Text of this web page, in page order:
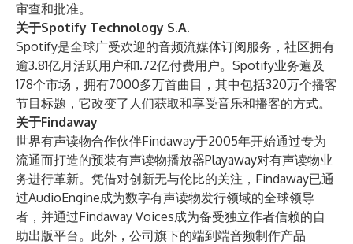
审查和批准。
关于Spotify Technology S.A.
Spotify是全球广受欢迎的音频流媒体订阅服务，社区拥有
逾3.81亿月活跃用户和1.72亿付费用户。Spotify业务遍及
178个市场，拥有7000多万首曲目，其中包括320万个播客
节目标题，它改变了人们获取和享受音乐和播客的方式。
关于Findaway
世界有声读物合作伙伴Findaway于2005年开始通过专为
流通而打造的预装有声读物播放器Playaway对有声读物业
务进行革新。凭借对创新无与伦比的关注，Findaway已通
过AudioEngine成为数字有声读物发行领域的全球领导
者，并通过Findaway Voices成为备受独立作者信赖的自
助出版平台。此外，公司旗下的端到端音频制作产品